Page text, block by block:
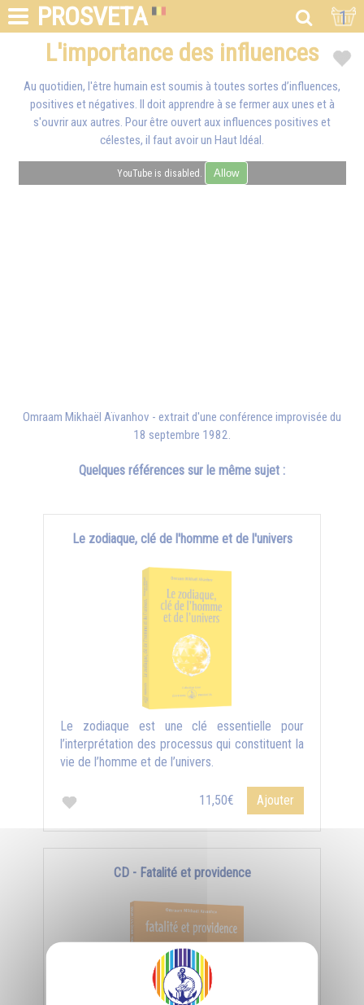
PROSVETA 1
L'importance des influences
Au quotidien, l'être humain est soumis à toutes sortes d’influences,
positives et négatives. Il doit apprendre à se fermer aux unes et à
s'ouvrir aux autres. Pour être ouvert aux influences positives et
célestes, il faut avoir un Haut Idéal.
YouTube is disabled. Allow
Omraam Mikhaël Aïvanhov - extrait d'une conférence improvisée du
18 septembre 1982.
Quelques références sur le même sujet :
Le zodiaque, clé de l'homme et de l'univers
Le zodiaque est une clé essentielle pour
l’interprétation des processus qui constituent la
vie de l’homme et de l’univers.
11,50€ Ajouter
CD - Fatalité et providence